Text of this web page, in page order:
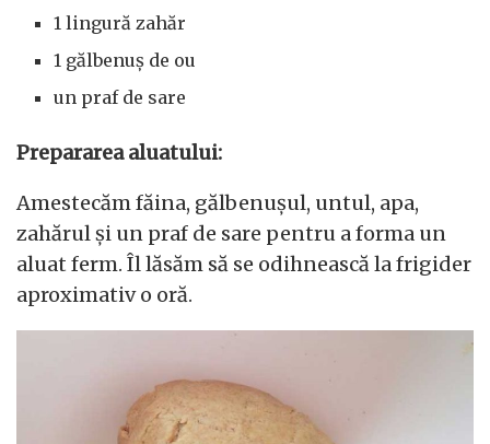
1 lingură zahăr
1 gălbenuș de ou
un praf de sare
Prepararea aluatului:
Amestecăm făina, gălbenușul, untul, apa,
zahărul și un praf de sare pentru a forma un
aluat ferm. Îl lăsăm să se odihnească la frigider
aproximativ o oră.